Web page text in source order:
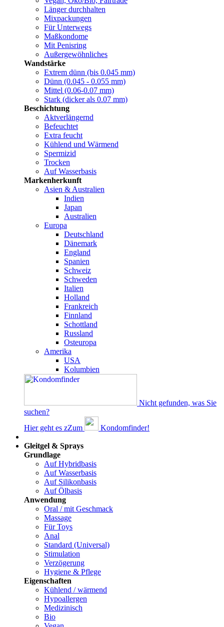
Länger durchhalten
Mixpackungen
Für Unterwegs
Maßkondome
Mit Penisring
Außergewöhnliches
Wandstärke
Extrem dünn (bis 0.045 mm)
Dünn (0.045 - 0.055 mm)
Mittel (0.06-0.07 mm)
Stark (dicker als 0.07 mm)
Beschichtung
Aktverlängernd
Befeuchtet
Extra feucht
Kühlend und Wärmend
Spermizid
Trocken
Auf Wasserbasis
Markenherkunft
Asien & Australien
Indien
Japan
Australien
Europa
Deutschland
Dänemark
England
Spanien
Schweiz
Schweden
Italien
Holland
Frankreich
Finnland
Schottland
Russland
Osteuropa
Amerika
USA
Kolumbien
Nicht gefunden, was Sie
suchen?
Hier geht es zZum
Kondomfinder!
Gleitgel & Sprays
Grundlage
Auf Hybridbasis
Auf Wasserbasis
Auf Silikonbasis
Auf Ölbasis
Anwendung
Oral / mit Geschmack
Massage
Für Toys
Anal
Standard (Universal)
Stimulation
Verzögerung
Hygiene & Pflege
Eigenschaften
Kühlend / wärmend
Hypoallergen
Medizinisch
Bio